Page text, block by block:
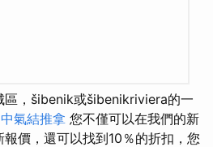
區，šibenik或šibenikriviera的一
氣結推拿 您不僅可以在我們的新
價，還可以找到10％的折扣，您